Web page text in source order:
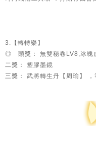
3.【轉轉樂】
◎ 頭獎： 無雙秘卷LV8,冰魄
二獎： 塑膠墨鏡
三獎： 武將轉生丹【周瑜】